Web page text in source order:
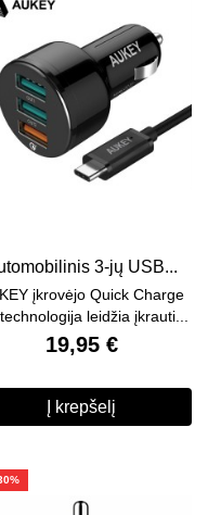
3-jų USB...
įkrovėjo Quick Charge
leidžia įkrauti...
19,95 €
Į krepšelį